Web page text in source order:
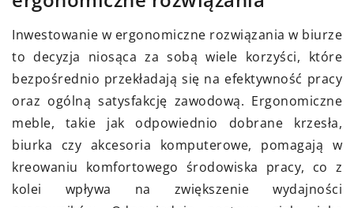
Inwestowanie w ergonomiczne rozwiązania w biurze
to decyzja niosąca za sobą wiele korzyści, które
bezpośrednio przekładają się na efektywność pracy
oraz ogólną satysfakcję zawodową. Ergonomiczne
meble, takie jak odpowiednio dobrane krzesła,
biurka czy akcesoria komputerowe, pomagają w
kreowaniu komfortowego środowiska pracy, co z
kolei wpływa na zwiększenie wydajności